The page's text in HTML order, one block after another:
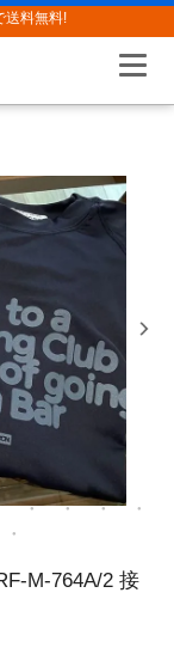
送料無料!
M-764A/2 接